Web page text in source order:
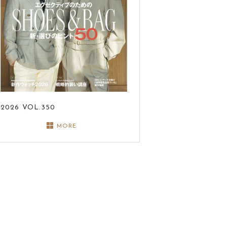
2026 VOL.350
MORE